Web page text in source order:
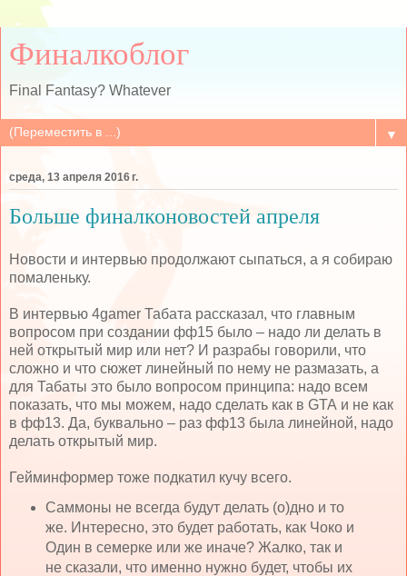
Финалкоблог
Final Fantasy? Whatever
▼
среда, 13 апреля 2016 г.
Больше финалконовостей апреля
Новости и интервью продолжают сыпаться, а я собираю
помаленьку.
В интервью 4gamer Табата рассказал, что главным
вопросом при создании фф15 было – надо ли делать в
ней открытый мир или нет? И разрабы говорили, что
сложно и что сюжет линейный по нему не размазать, а
для Табаты это было вопросом принципа: надо всем
показать, что мы можем, надо сделать как в GTA и не как
в фф13. Да, буквально – раз фф13 была линейной, надо
делать открытый мир.
Гейминформер тоже подкатил кучу всего.
Саммоны не всегда будут делать (о)дно и то
же. Интересно, это будет работать, как Чоко и
Один в семерке или же иначе? Жалко, так и
не сказали, что именно нужно будет, чтобы их